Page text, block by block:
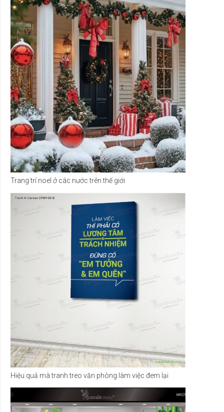
Trang trí noel ở các nước trên thế giới
Hiệu quả mà tranh treo văn phòng làm việc đem lại